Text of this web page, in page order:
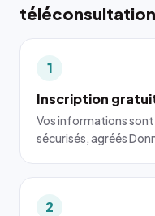
1
Inscription
Vos informations sont
sécurisés, agréés
2